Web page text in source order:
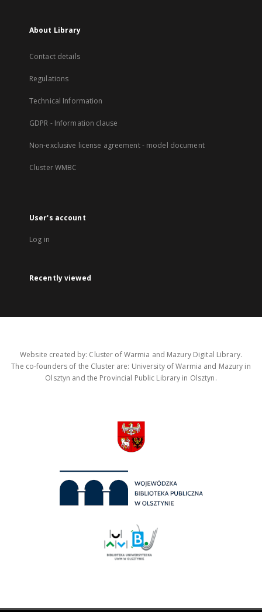
About Library
Contact details
Regulations
Technical Information
GDPR - Information clause
Non-exclusive license agreement - model document
Cluster WMBC
User's account
Log in
Recently viewed
Website created by: Cluster of Warmia and Mazury Digital Library.
The co-founders of the Cluster are: University of Warmia and Mazury in
Olsztyn and the Provincial Public Library in Olsztyn.